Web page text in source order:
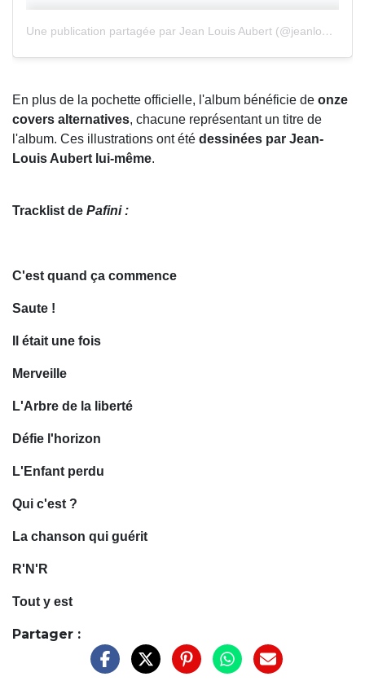
Une publication partagée par Jean Louis Aubert (@jeanlouisaubert)
En plus de la pochette officielle, l'album bénéficie de onze
covers alternatives, chacune représentant un titre de
l'album. Ces illustrations ont été dessinées par Jean-
Louis Aubert lui-même.
Tracklist de Pafini :
C'est quand ça commence
Saute !
Il était une fois
Merveille
L'Arbre de la liberté
Défie l'horizon
L'Enfant perdu
Qui c'est ?
La chanson qui guérit
R'N'R
Tout y est
Partager :